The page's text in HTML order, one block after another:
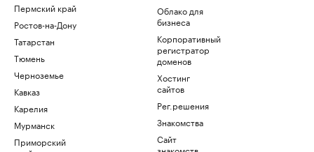
Пермский край
Ростов-на-Дону
Татарстан
Тюмень
Черноземье
Кавказ
Карелия
Мурманск
Приморский
Облако для
бизнеса
Корпоративный
регистратор
доменов
Хостинг
сайтов
Рег.решения
Знакомства
Сайт